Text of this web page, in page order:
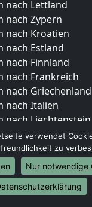
nach Lettland
nach Zypern
nach Kroatien
nach Estland
nach Finnland
nach Frankreich
nach Griechenland
nach Italien
nach Liechtenstein
nach Luxemburg
nach Niederlande
nach Norwegen
verwendet
zu
Nur notwendige